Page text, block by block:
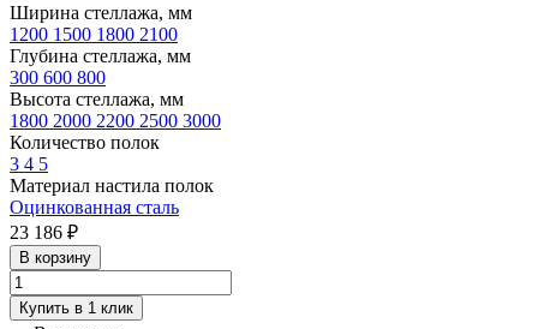
Ширина стеллажа, мм
1200 1500 1800 2100
Глубина стеллажа, мм
300 600 800
Высота стеллажа, мм
1800 2000 2200 2500 3000
Количество полок
3 4 5
Материал настила полок
Оцинкованная сталь
23 186 ₽
В корзину
Купить в 1 клик